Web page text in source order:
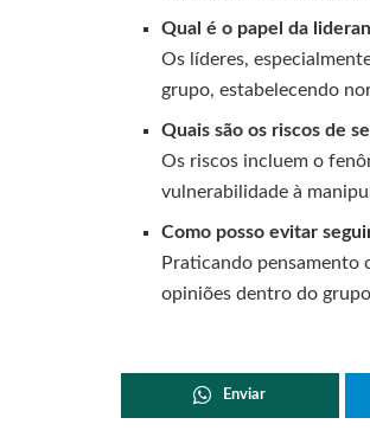
Qual é o papel da
Os líderes,
grupo, estabelecendo
Quais são os riscos de
Os riscos incluem o
vulnerabilidade à
Como posso evitar
Praticando pensamento
opiniões dentro do
Enviar